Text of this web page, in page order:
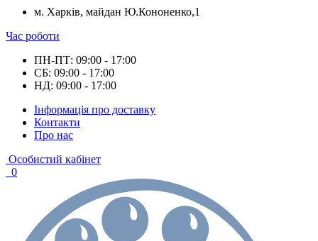
м. Харків, майдан Ю.Кононенко,1
Час роботи
ПН-ПТ: 09:00 - 17:00
СБ: 09:00 - 17:00
НД: 09:00 - 17:00
Інформація про доставку
Контакти
Про нас
Особистий кабінет
0